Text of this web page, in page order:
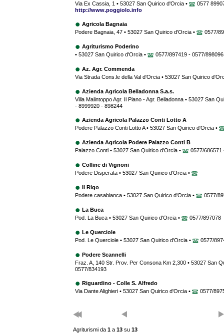
Via Ex Cassia, 1 • 53027 San Quirico d'Orcia •
0577
http://www.poggiolo.info
Agricola Bagnaia
Podere Bagnaia, 47 • 53027 San Quirico d'Orcia •
0577/
Agriturismo Poderino
• 53027 San Quirico d'Orcia •
0577/897419 - 0577/898096
Az. Agr. Commenda
Via Strada Cons.le della Val d'Orcia • 53027 San Quirico
Azienda Agricola Belladonna S.a.s.
Villa Malintoppo Agr. Il Piano - Agr. Belladonna • 53027 San
- 8999920 - 898244
Azienda Agricola Palazzo Conti Lotto A
Podere Palazzo Conti Lotto A • 53027 San Quirico d'Orcia •
Azienda Agricola Podere Palazzo Conti B
Palazzo Conti • 53027 San Quirico d'Orcia •
0577/686571
Colline di Vignoni
Podere Disperata • 53027 San Quirico d'Orcia •
Il Rigo
Podere casabianca • 53027 San Quirico d'Orcia •
0577/
La Buca
Pod. La Buca • 53027 San Quirico d'Orcia •
0577/897078
Le Querciole
Pod. Le Querciole • 53027 San Quirico d'Orcia •
0577/
Podere Scannelli
Fraz. A, 140 Str. Prov. Per Consona Km 2,300 • 53027 San
0577/834193
Riguardino - Colle S. Alfredo
Via Dante Alighieri • 53027 San Quirico d'Orcia •
0577/
Agriturismi da 1a 13su 13